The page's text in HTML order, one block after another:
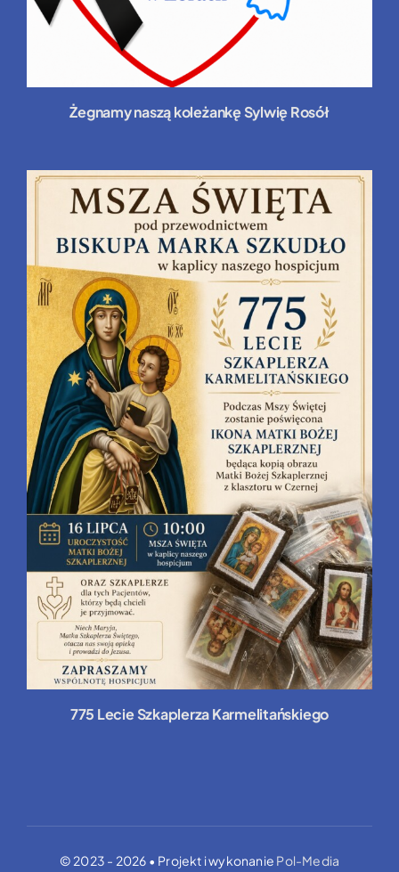
Żegnamy naszą koleżankę Sylwię Rosół
775 Lecie Szkaplerza Karmelitańskiego
© 2023 - 2026 • Projekt i wykonanie Pol-Media